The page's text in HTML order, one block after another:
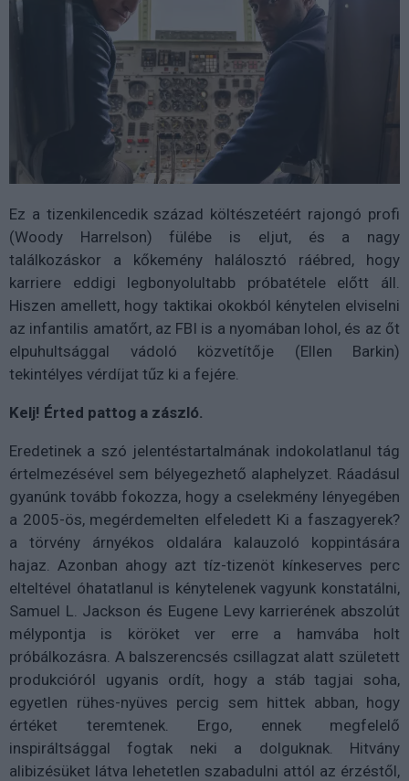
Ez a tizenkilencedik század költészetéért rajongó profi
(Woody Harrelson) fülébe is eljut, és a nagy
találkozáskor a kőkemény halálosztó ráébred, hogy
karriere eddigi legbonyolultabb próbatétele előtt áll.
Hiszen amellett, hogy taktikai okokból kénytelen elviselni
az infantilis amatőrt, az FBI is a nyomában lohol, és az őt
elpuhultsággal vádoló közvetítője (Ellen Barkin)
tekintélyes vérdíjat tűz ki a fejére.
Kelj! Érted pattog a zászló.
Eredetinek a szó jelentéstartalmának indokolatlanul tág
értelmezésével sem bélyegezhető alaphelyzet. Ráadásul
gyanúnk tovább fokozza, hogy a cselekmény lényegében
a 2005-ös, megérdemelten elfeledett Ki a faszagyerek?
a törvény árnyékos oldalára kalauzoló koppintására
hajaz. Azonban ahogy azt tíz-tizenöt kínkeserves perc
elteltével óhatatlanul is kénytelenek vagyunk konstatálni,
Samuel L. Jackson és Eugene Levy karrierének abszolút
mélypontja is köröket ver erre a hamvába holt
próbálkozásra. A balszerencsés csillagzat alatt született
produkcióról ugyanis ordít, hogy a stáb tagjai soha,
egyetlen rühes-nyüves percig sem hittek abban, hogy
értéket teremtenek. Ergo, ennek megfelelő
inspiráltsággal fogtak neki a dolguknak. Hitvány
alibizésüket látva lehetetlen szabadulni attól az érzéstől,